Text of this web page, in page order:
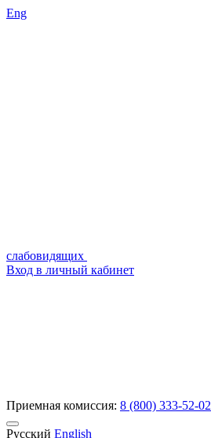
Eng
слабовидящих
Вход в личный кабинет
Приемная комиссия: 8 (800) 333-52-02
Русский English